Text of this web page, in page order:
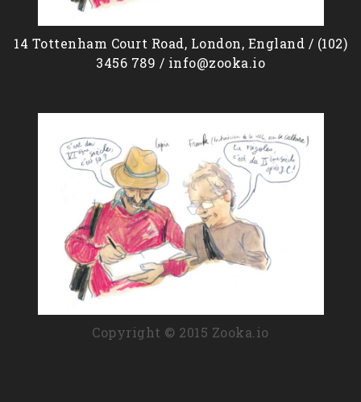
14 Tottenham Court Road, London, England / (102)
3456 789 / info@zooka.io
Copyright © 2015 Zooka.io